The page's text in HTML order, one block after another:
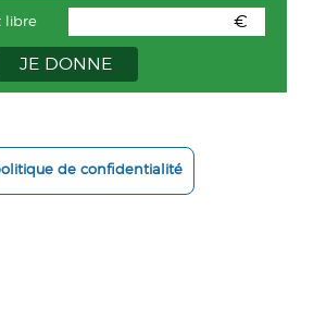
libre €
JE DONNE
de confidentialité